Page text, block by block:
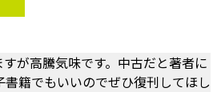
が高騰気味です。中古だと著者に
籍でもいいのでぜひ復刊してほし